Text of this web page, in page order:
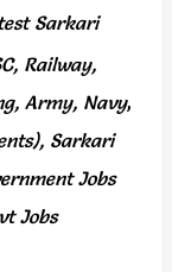
Sarkari
Railway,
Army, Navy,
Sarkari
Jobs
Jobs